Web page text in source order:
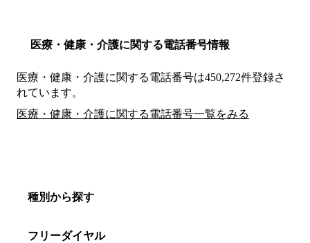
医療・健康・介護に関する電話番号情報
医療・健康・介護に関する電話番号は450,272件登録さ
れています。
医療・健康・介護に関する電話番号一覧をみる
種別から探す
フリーダイヤル